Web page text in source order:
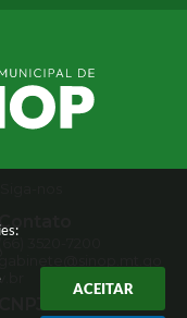
ACEITAR
Contato
CNPJ